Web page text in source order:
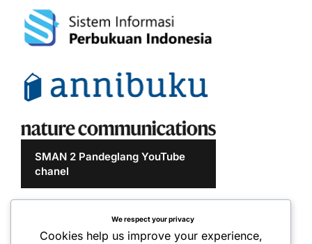
SMAN 2 Pandeglang YouTube
chanel
We respect your privacy
Cookies help us improve your experience,